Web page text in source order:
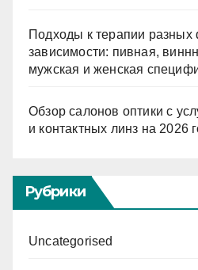
Подходы к терапии разных
зависимости: пивная,
мужская и женская
Обзор салонов оптики с
и контактных линз на 2026
Рубрики
Uncategorised